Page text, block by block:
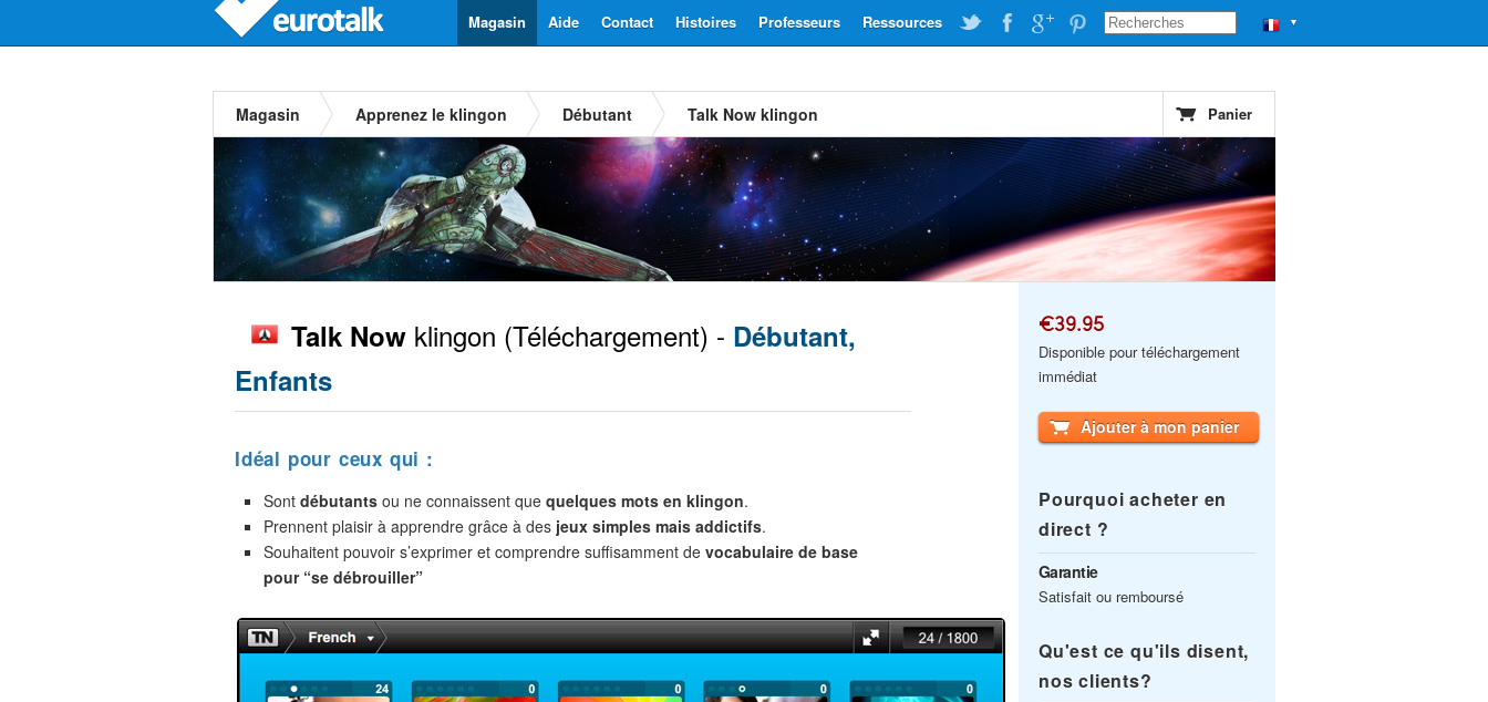
▼
Ressources
Professeurs
Histoires
Contact
Aide
Magasin
Magasin Apprenez le klingon Débutant Talk Now klingon Panier
Talk Now klingon (Téléchargement) - Débutant,
Enfants
Idéal pour ceux qui :
Sont débutants ou ne connaissent que quelques mots en klingon.
Prennent plaisir à apprendre grâce à des jeux simples mais addictifs.
Souhaitent pouvoir s’exprimer et comprendre suffisamment de vocabulaire de base
pour “se débrouiller”
€39.95
Disponible pour téléchargement
immédiat
Ajouter à mon panier
Pourquoi acheter en
direct ?
Garantie
Satisfait ou remboursé
Qu'est ce qu'ils disent,
nos clients?